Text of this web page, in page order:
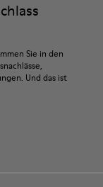
Sie in den
Und das ist